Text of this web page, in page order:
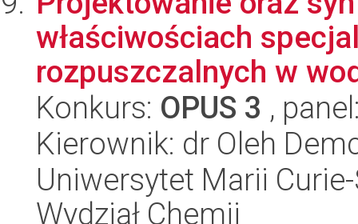
właściwościach
rozpuszczalnych w
Konkurs: OPUS 3 ,
Kierownik: dr Oleh
Uniwersytet Marii
Wydział Chemii